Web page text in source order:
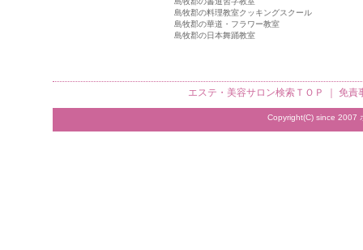
島牧郡の料理教室クッキングスクール
島牧郡の華道・フラワー教室
島牧郡の日本舞踊教室
エステ・美容サロン検索 ＴＯＰ ｜ 免責
Copyright(C) since 2007